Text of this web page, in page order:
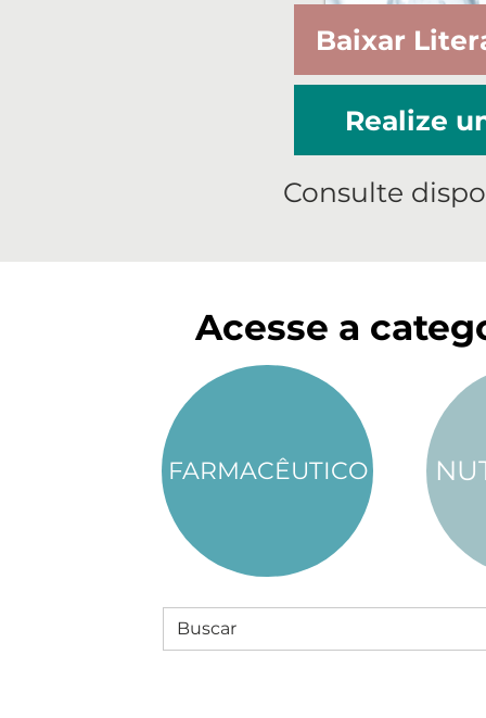
Baixar
Realize
Consulte
Acesse a
FARMACÊUTICO